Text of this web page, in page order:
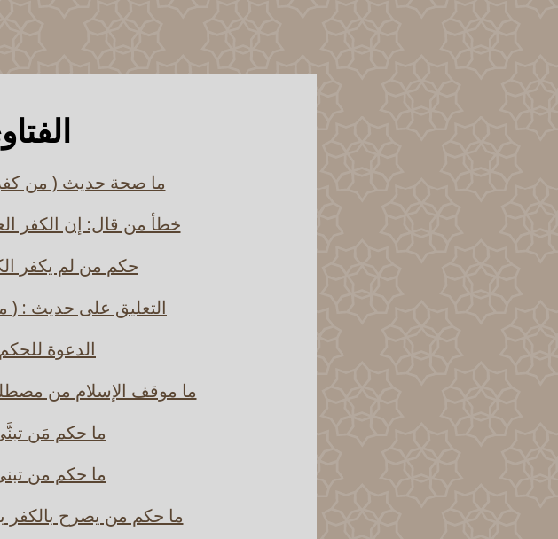
ما صحة حديث ( من
خطأ من قال: إن الكفر
حكم من لم يكفر
التعليق على حديث : (
الدعوة
ما موقف الإسلام من
ما حكم مَن
ما حكم من
ما حكم من يصرح بالكفر